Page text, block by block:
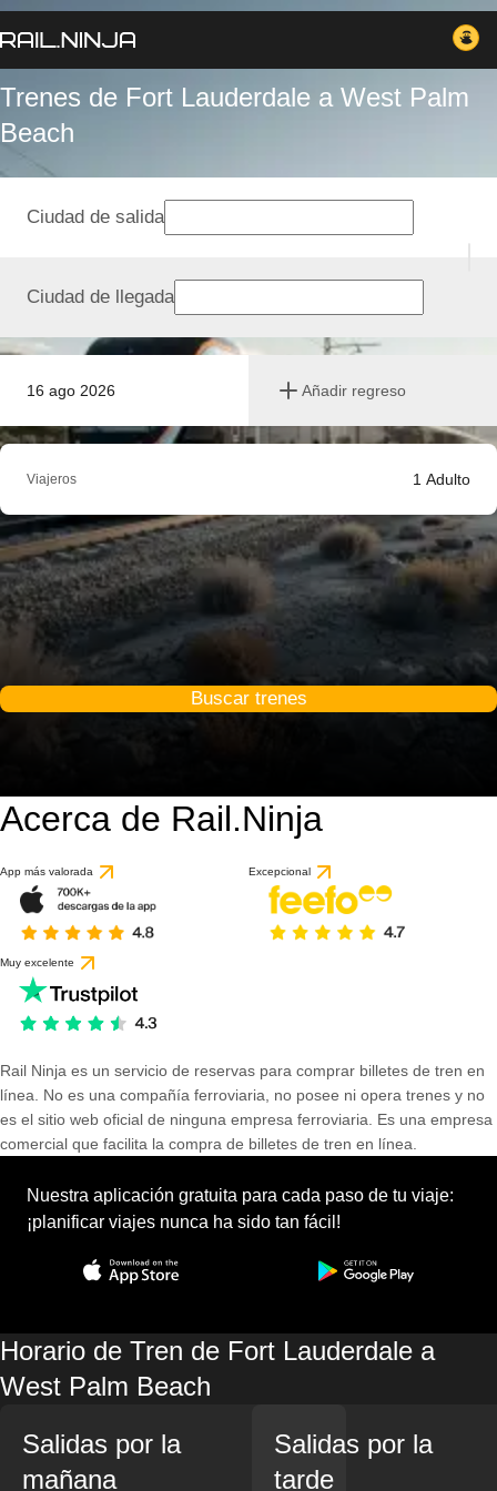
Trenes de Fort Lauderdale a West Palm
Beach
16 ago 2026 Añadir regreso
Ciudad de salida
Ciudad de llegada
Viajeros 1 Adulto
Buscar trenes
Acerca de Rail.Ninja
App más valorada Excepcional
Muy excelente
Rail Ninja es un servicio de reservas para comprar billetes de tren en
línea. No es una compañía ferroviaria, no posee ni opera trenes y no
es el sitio web oficial de ninguna empresa ferroviaria. Es una empresa
comercial que facilita la compra de billetes de tren en línea.
Nuestra aplicación gratuita para cada paso de tu viaje:
¡planificar viajes nunca ha sido tan fácil!
Horario de Tren de Fort Lauderdale a
West Palm Beach
Salidas por la
mañana
Salidas por la
tarde